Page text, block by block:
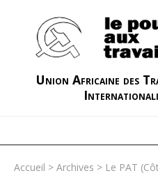
Union Africaine des
Accueil > Archives > Le PAT